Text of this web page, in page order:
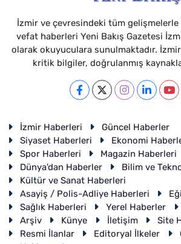
İzmir ve çevresindeki tüm
vefat haberleri Yeni Bakış Gazetesi
olarak okuyuculara sunulmaktadır.
kritik bilgiler, doğrulanmış
İzmir Haberleri
Güncel Haberler
Siyaset Haberleri
Ekonomi
Spor Haberleri
Magazin Haberleri
Dünya'dan Haberler
Bilim ve
Kültür ve Sanat Haberleri
Asayiş / Polis-Adliye Haberleri
Sağlık Haberleri
Yerel Haberler
Arşiv
Künye İletişim
Site
Resmi İlanlar
Editoryal İlkeler